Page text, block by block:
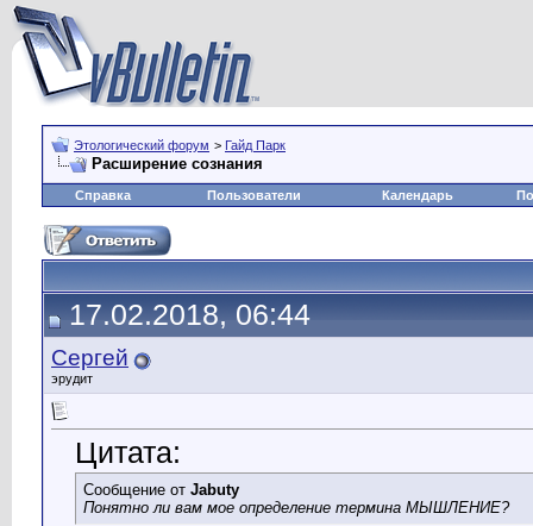
Этологический форум > Гайд Парк
Расширение сознания
Справка Пользователи Календарь
17.02.2018, 06:44
Сергей
эрудит
Цитата:
Сообщение от Jabuty
Понятно ли вам мое определение термина МЫШЛЕНИЕ?